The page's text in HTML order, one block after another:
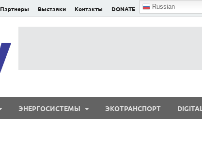
Партнеры Выставки Контакты DONATE Russian
ЭНЕРГОСИСТЕМЫ ЭКОТРАНСПОРТ DIGITAL